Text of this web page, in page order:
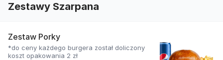
Zestawy Szarpana
Zestaw Porky
*do ceny każdego burgera został doliczony
koszt opakowania 2 zł